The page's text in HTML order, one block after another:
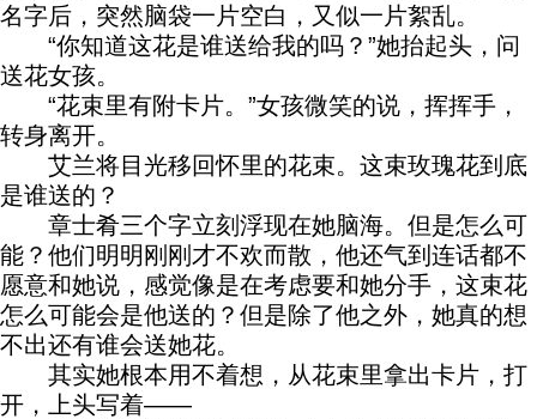
名字后，突然脑袋一片空白，又似一片絮乱。
“你知道这花是谁送给我的吗？”她抬起头，问
送花女孩。
“花束里有附卡片。”女孩微笑的说，挥挥手，
转身离开。
艾兰将目光移回怀里的花束。这束玫瑰花到底
是谁送的？
章士肴三个字立刻浮现在她脑海。但是怎么可
能？他们明明刚刚才不欢而散，他还气到连话都不
愿意和她说，感觉像是在考虑要和她分手，这束花
怎么可能会是他送的？但是除了他之外，她真的想
不出还有谁会送她花。
其实她根本用不着想，从花束里拿出卡片，打
开，上头写着——